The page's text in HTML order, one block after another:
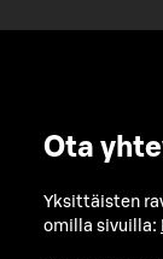
Ota
Yksittäisten
omilla sivuilla: